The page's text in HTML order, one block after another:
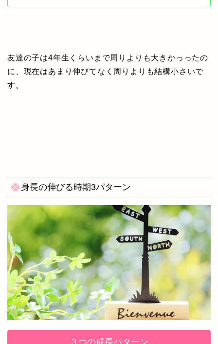
友達の子は4年生くらいまで周りよりも大きかっったの
に、現在はあまり伸びてなく周りよりも結構小さいで
す。
身長の伸びる時期3パターン
３つの成長パターン